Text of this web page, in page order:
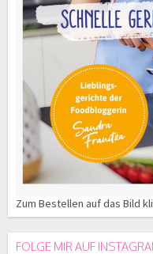
Zum Bestellen auf das Bild
FOLGE MIR AUF